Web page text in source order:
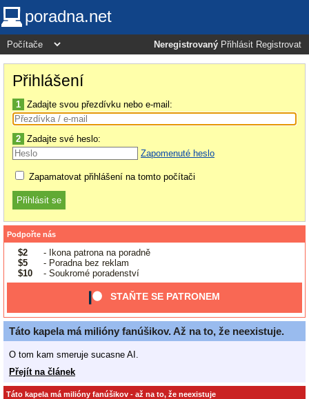
poradna.net
Neregistrovaný Přihlásit Registrovat
Přihlášení
1 Zadajte svou přezdívku nebo e-mail:
2 Zadajte své heslo:
Zapomenuté heslo
Zapamatovat přihlášení na tomto počítači
Podpořte nás
$2
- Ikona patrona na poradně
$5
- Poradna bez reklam
$10
- Soukromé poradenství
STAŇTE SE PATRONEM
Táto kapela má milióny fanúšikov. Až na to, že neexistuje.
O tom kam smeruje sucasne AI.
Přejít na článek
Táto kapela má milióny fanúšikov - až na to, že neexistuje